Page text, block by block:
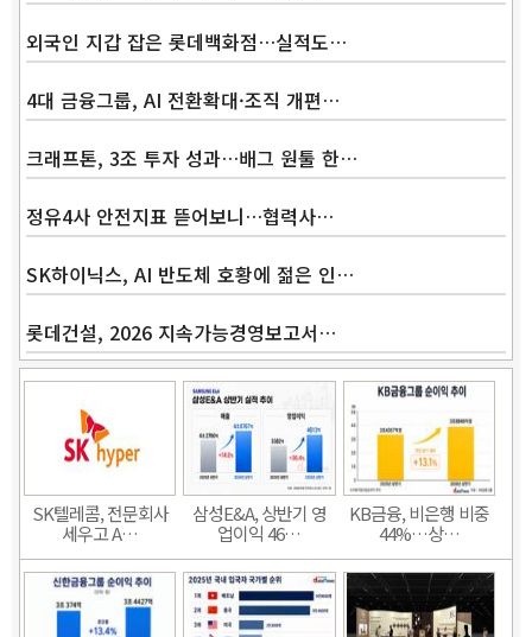
외국인 지갑 잡은 롯데백화점…실적도…
4대 금융그룹, AI 전환확대·조직 개편…
크래프톤, 3조 투자 성과…배그 원툴 한…
정유4사 안전지표 뜯어보니…협력사…
SK하이닉스, AI 반도체 호황에 젊은 인…
롯데건설, 2026 지속가능경영보고서…
SK텔레콤, 전문회사
세우고 A…
삼성E&A, 상반기 영
업이익 46…
KB금융, 비은행 비중
44%…상…